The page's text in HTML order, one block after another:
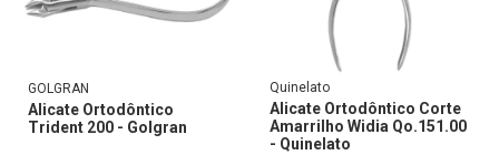
GOLGRAN
Alicate Ortodôntico
Trident 200 - Golgran
Quinelato
Alicate Ortodôntico Corte
Amarrilho Widia Qo.151.00
- Quinelato